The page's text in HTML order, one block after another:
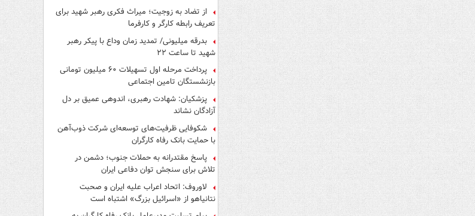
از تضاد به زوجیت؛ میراث فکری رهبر شهید برای
تعریف رابطه کارگر و کارفرما
بدرقه میلیونی/ تمدید زمان وداع با پیکر رهبر
شهید تا ساعت ۲۲
پرداخت مرحله اول تسهیلات ۶۰ میلیون تومانی
بازنشستگان تامین اجتماعی
پزشکیان: شهادت رهبری، اندوهی عمیق بر دل
آزادگان نشاند
شکوفایی ظرفیت‌های توسعه‌ای شرکت ذوب‌آهن
با حمایت‌ بانک رفاه کارگران
پاسخ مقتدرانه به حملات جنوب؛ دشمن در
تلاش برای سنجش توان دفاعی ایران
لاوروف: اتحاد اعراب علیه ایران و صحبت
نتانیاهو از «اسرائیل بزرگ» اشتباه است